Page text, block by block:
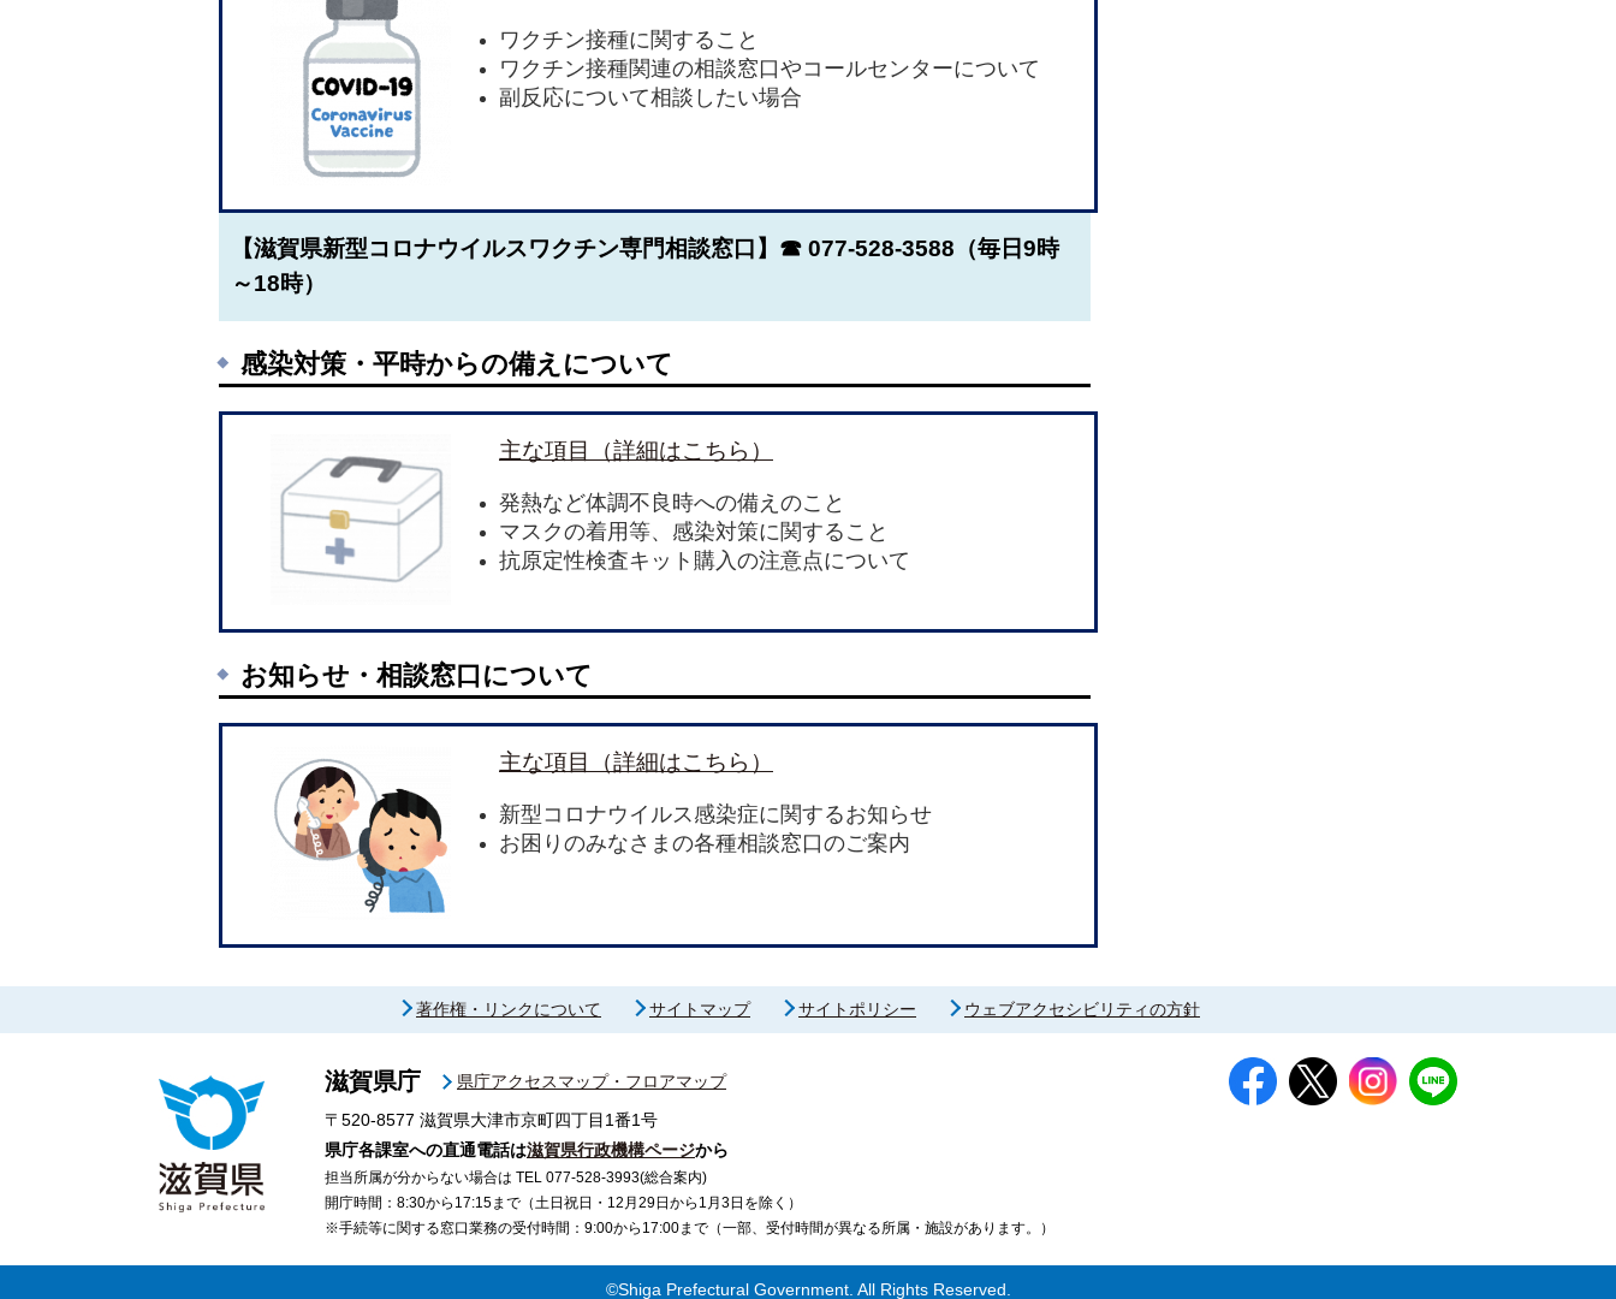
ワクチン接種に関すること
ワクチン接種関連の相談窓口やコールセンターについて
副反応について相談したい場合
【滋賀県新型コロナウイルスワクチン専門相談窓口】☎ 077-528-3588（毎日9時
～18時）
感染対策・平時からの備えについて
主な項目（詳細はこちら）
発熱など体調不良時への備えのこと
マスクの着用等、感染対策に関すること
抗原定性検査キット購入の注意点について
お知らせ・相談窓口について
主な項目（詳細はこちら）
新型コロナウイルス感染症に関するお知らせ
お困りのみなさまの各種相談窓口のご案内
著作権・リンクについて サイトマップ サイトポリシー ウェブアクセシビリティの方針
滋賀県庁
県庁アクセスマップ・フロアマップ
〒520-8577 滋賀県大津市京町四丁目1番1号
県庁各課室への直通電話は滋賀県行政機構ページから
担当所属が分からない場合は TEL 077-528-3993(総合案内)
開庁時間：8:30から17:15まで（土日祝日・12月29日から1月3日を除く）
※手続等に関する窓口業務の受付時間：9:00から17:00まで（一部、受付時間が異なる所属・施設があります。）
©Shiga Prefectural Government. All Rights Reserved.